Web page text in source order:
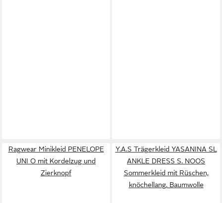
Ragwear Minikleid PENELOPE
UNI O mit Kordelzug und
Zierknopf
Y.A.S Trägerkleid YASANINA SL
ANKLE DRESS S. NOOS
Sommerkleid mit Rüschen,
knöchellang, Baumwolle